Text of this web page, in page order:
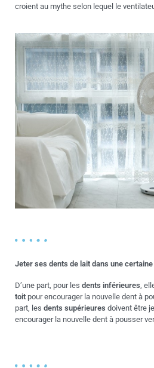
croient au mythe selon lequel le
Jeter ses dents de lait dans une
D’une part, pour les dents inférieures,
toit pour encourager la nouvelle dent à
part, les dents supérieures doivent être
encourager la nouvelle dent à pousser